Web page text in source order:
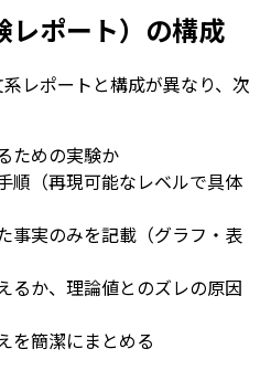
レポート）の構成
レポートと構成が異なり、次
ための実験か
順（再現可能なレベルで具体
事実のみを記載（グラフ・表
るか、理論値とのズレの原因
を簡潔にまとめる